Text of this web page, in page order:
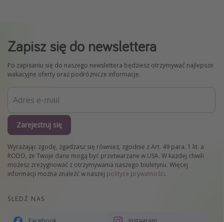
Zapisz się do newslettera
Po zapisaniu się do naszego newslettera będziesz otrzymywać najlepsze
wakacyjne oferty oraz podróżnicze informacje.
Zarejestruj się
Wyrażając zgodę, zgadzasz się również, zgodnie z Art. 49 para. 1 lit. a
RODO, że Twoje dane mogą być przetwarzane w USA. W każdej chwili
możesz zrezygnować z otrzymywania naszego biuletynu. Więcej
informacji można znaleźć w naszej polityce prywatności.
ŚLEDŹ NAS